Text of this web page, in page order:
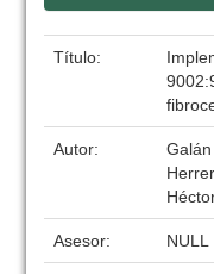
Título:
Autor:
Asesor: NULL